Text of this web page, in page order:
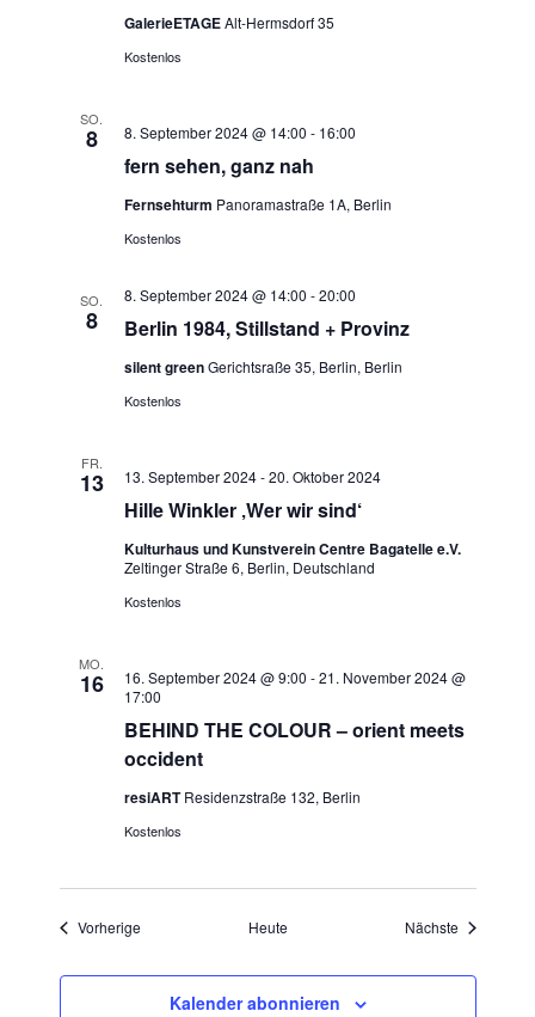
t
GalerieETAGEAlt-Hermsdorf 35
Kostenlos
SO.
8
fern sehen, ganz nah
8. September 2024 @ 14:00 - 16:00
Fernsehturm Panoramastraße 1A, Berlin
Kostenlos
SO.
8 Berlin 1984, Stillstand + Provinz
8. September 2024 @ 14:00 -20:00
silent greenGerichtsraße 35, Berlin, Berlin
Kostenlos
FR.
13
Hille Winkler ‚Wer wir sind‘
13. September 2024-20. Oktober 2024
Kulturhaus und Kunstverein Centre Bagatelle e.V.
Zeltinger Straße 6, Berlin, Deutschland
Kostenlos
MO.
16
BEHIND THE COLOUR – orient meets
occident
16. September 2024 @ 9:00 -21. November 2024 @
17:00
resiARTResidenzstraße 132, Berlin
Kostenlos
VorherigeVeranstaltungen Heute Nächste
Kalender abonnieren